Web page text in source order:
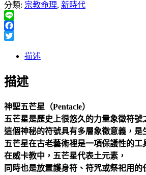
分類: 宗教命理, 新時代
Line
Facebook
描述
描述
神聖五芒星（Pentacle）
五芒星是歷史上很悠久的力量象徵符號
這個神秘的符號具有多層象徵意義，是
五芒星在古老藝術裡是一項保護性的工
在威卡教中，五芒星代表土元素，
同時也是放置護身符、符咒或祭祀用的